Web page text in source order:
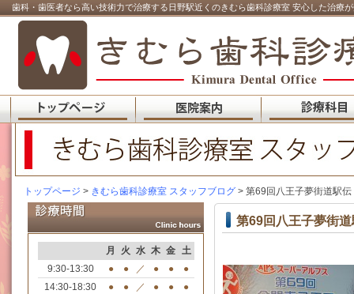
歯科・歯医者なら高い技術力で治療する日野駅近くのきむら歯科診療室 安心した治療
トップページ > きむら歯科診療室 スタッフブログ > 第69回八王子夢街道駅伝
月 火 水 木 金 土
9:30-13:30
● ● ／ ● ●
●
14:30-18:30
● ● ／ ● ●
●
第69回八王子夢街道